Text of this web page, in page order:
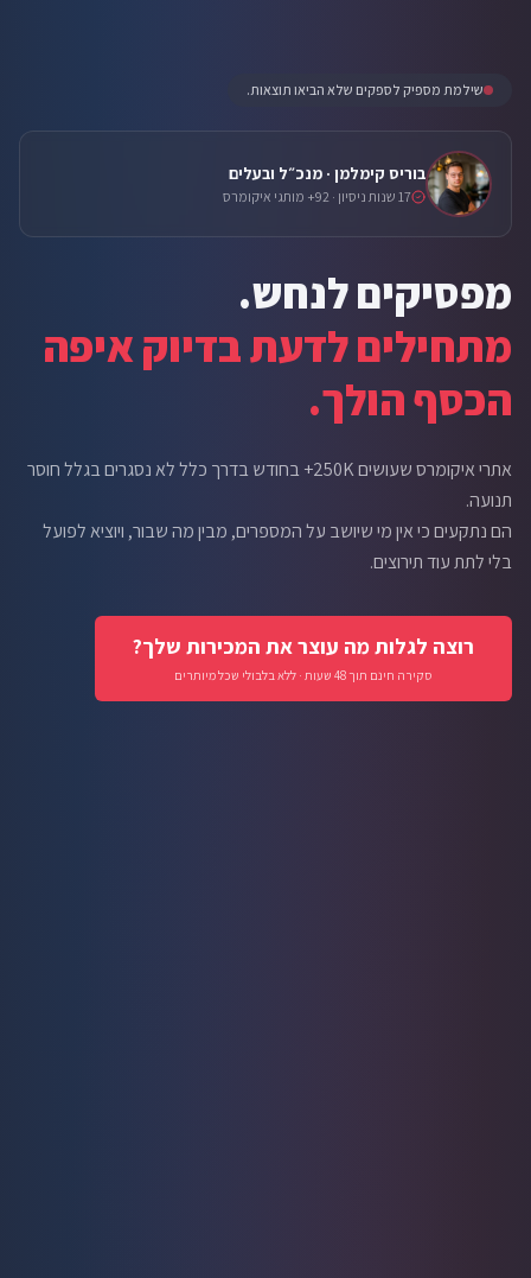
שילמת מספיק לספקים שלא הביאו תוצאות.
בוריס קימלמן · מנכ״ל ובעלים
17 שנות ניסיון · 92+ מותגי איקומרס
מפסיקים לנחש.
מתחילים לדעת בדיוק איפה
הכסף הולך.
אתרי איקומרס שעושים 250K+ בחודש בדרך כלל לא נסגרים בגלל חוסר
תנועה.
הם נתקעים כי אין מי שיושב על המספרים, מבין מה שבור, ויוציא לפועל
בלי לתת עוד תירוצים.
רוצה לגלות מה עוצר את המכירות שלך?
סקירה חינם תוך 48 שעות · ללא בלבולי שכל מיותרים